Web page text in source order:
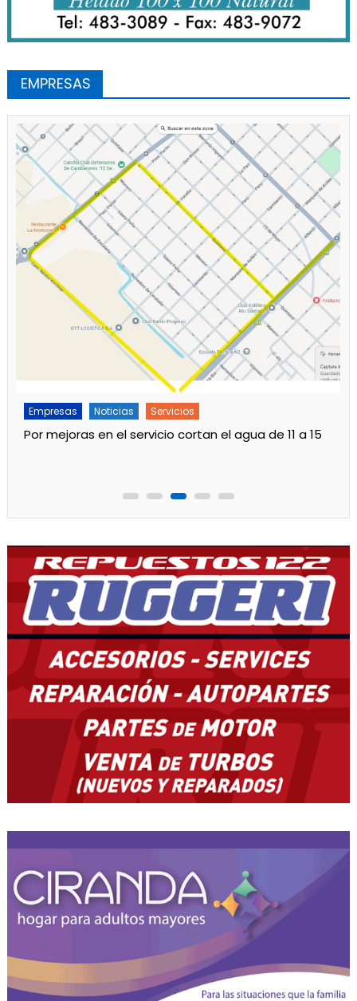
EMPRESAS
Empresas Noticias Servicios
Por mejoras en el servicio cortan el agua de 11 a 15